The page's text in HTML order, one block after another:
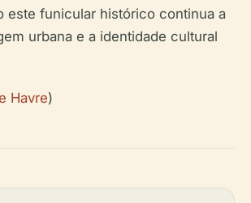
este funicular histórico continua a
urbana e a identidade cultural
Havre)